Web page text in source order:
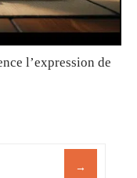
l’expression de